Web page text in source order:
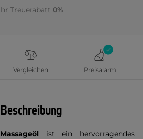
Ihr Treuerabatt 0%
Vergleichen Preisalarm
Beschreibung
ist ein hervorragendes